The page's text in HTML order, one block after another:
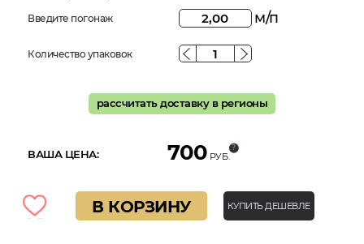
Введите погонаж м/п
Количество упаковок
рассчитать доставку в регионы
ВАША ЦЕНА: 700 РУБ.
В КОРЗИНУ КУПИТЬ ДЕШЕВЛЕ